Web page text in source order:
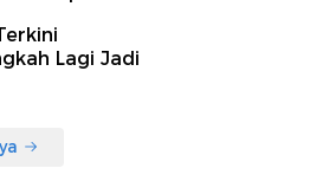
Lagi Jadi